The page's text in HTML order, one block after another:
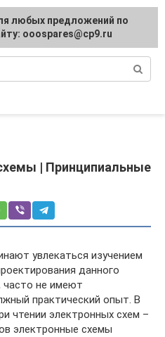
ремонт
| Принципиальные
увлекаться изучением
данного
часто не имеют
практический опыт. В
чтении электронных схем –
электронные схемы
любых предложений по
ooospares@cp9.ru